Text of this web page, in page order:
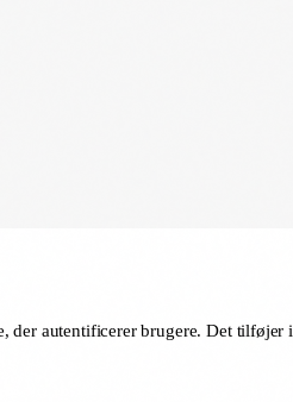
autentificerer brugere. Det tilføjer